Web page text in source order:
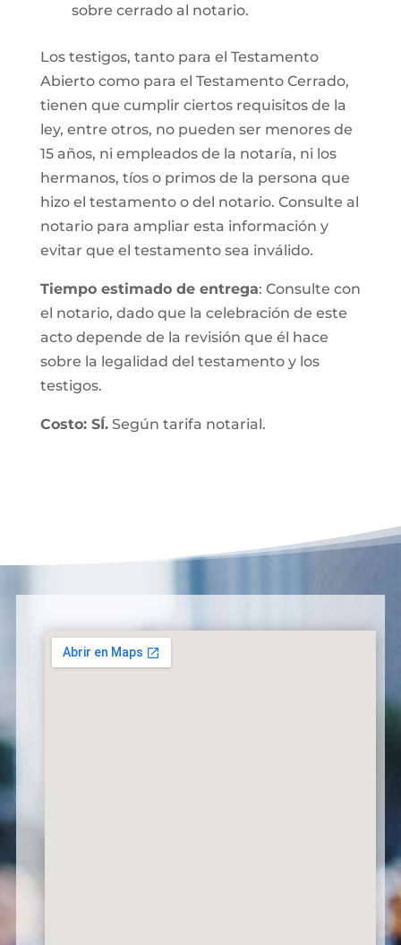
sobre cerrado al notario.
Los testigos, tanto para el Testamento
Abierto como para el Testamento Cerrado,
tienen que cumplir ciertos requisitos de la
ley, entre otros, no pueden ser menores de
15 años, ni empleados de la notaría, ni los
hermanos, tíos o primos de la persona que
hizo el testamento o del notario. Consulte al
notario para ampliar esta información y
evitar que el testamento sea inválido.
Tiempo estimado de entrega: Consulte con
el notario, dado que la celebración de este
acto depende de la revisión que él hace
sobre la legalidad del testamento y los
testigos.
Costo: SÍ.Según tarifa notarial.